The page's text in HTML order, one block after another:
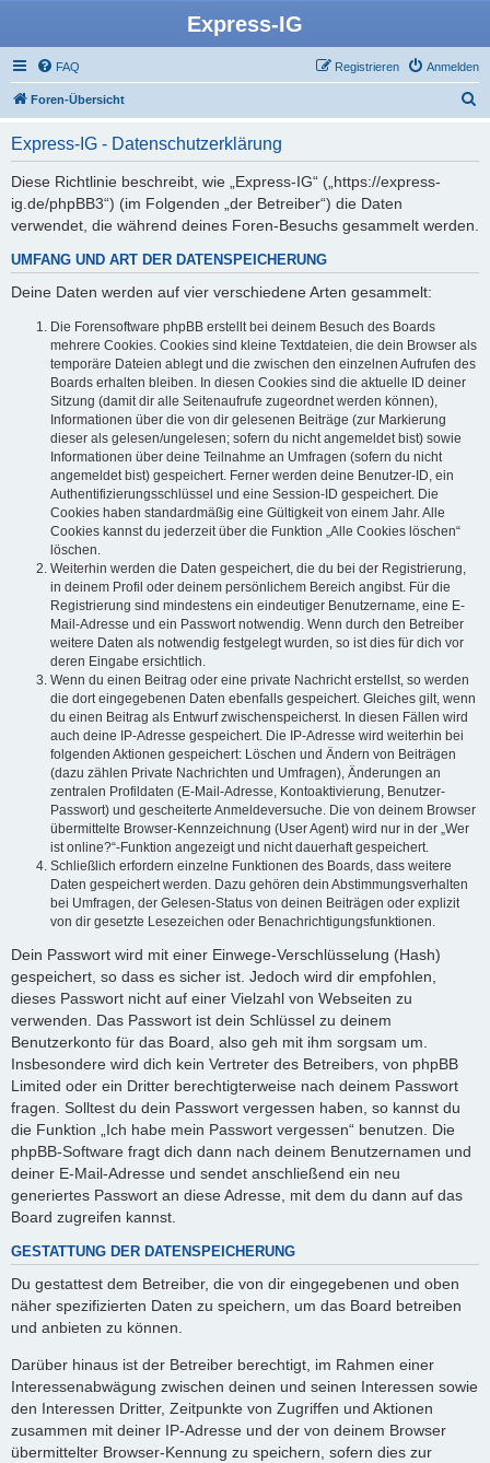
Express-IG
FAQ Anmelden
Registrieren
Foren-Übersicht
Express-IG - Datenschutzerklärung
Diese Richtlinie beschreibt, wie „Express-IG“ („https://express-
ig.de/phpBB3“) (im Folgenden „der Betreiber“) die Daten
verwendet, die während deines Foren-Besuchs gesammelt werden.
UMFANG UND ART DER DATENSPEICHERUNG
Deine Daten werden auf vier verschiedene Arten gesammelt:
Die Forensoftware phpBB erstellt bei deinem Besuch des Boards
mehrere Cookies. Cookies sind kleine Textdateien, die dein Browser als
temporäre Dateien ablegt und die zwischen den einzelnen Aufrufen des
Boards erhalten bleiben. In diesen Cookies sind die aktuelle ID deiner
Sitzung (damit dir alle Seitenaufrufe zugeordnet werden können),
Informationen über die von dir gelesenen Beiträge (zur Markierung
dieser als gelesen/ungelesen; sofern du nicht angemeldet bist) sowie
Informationen über deine Teilnahme an Umfragen (sofern du nicht
angemeldet bist) gespeichert. Ferner werden deine Benutzer-ID, ein
Authentifizierungsschlüssel und eine Session-ID gespeichert. Die
Cookies haben standardmäßig eine Gültigkeit von einem Jahr. Alle
Cookies kannst du jederzeit über die Funktion „Alle Cookies löschen“
löschen.
Weiterhin werden die Daten gespeichert, die du bei der Registrierung,
in deinem Profil oder deinem persönlichem Bereich angibst. Für die
Registrierung sind mindestens ein eindeutiger Benutzername, eine E-
Mail-Adresse und ein Passwort notwendig. Wenn durch den Betreiber
weitere Daten als notwendig festgelegt wurden, so ist dies für dich vor
deren Eingabe ersichtlich.
Wenn du einen Beitrag oder eine private Nachricht erstellst, so werden
die dort eingegebenen Daten ebenfalls gespeichert. Gleiches gilt, wenn
du einen Beitrag als Entwurf zwischenspeicherst. In diesen Fällen wird
auch deine IP-Adresse gespeichert. Die IP-Adresse wird weiterhin bei
folgenden Aktionen gespeichert: Löschen und Ändern von Beiträgen
(dazu zählen Private Nachrichten und Umfragen), Änderungen an
zentralen Profildaten (E-Mail-Adresse, Kontoaktivierung, Benutzer-
Passwort) und gescheiterte Anmeldeversuche. Die von deinem Browser
übermittelte Browser-Kennzeichnung (User Agent) wird nur in der „Wer
ist online?“-Funktion angezeigt und nicht dauerhaft gespeichert.
Schließlich erfordern einzelne Funktionen des Boards, dass weitere
Daten gespeichert werden. Dazu gehören dein Abstimmungsverhalten
bei Umfragen, der Gelesen-Status von deinen Beiträgen oder explizit
von dir gesetzte Lesezeichen oder Benachrichtigungsfunktionen.
Dein Passwort wird mit einer Einwege-Verschlüsselung (Hash)
gespeichert, so dass es sicher ist. Jedoch wird dir empfohlen,
dieses Passwort nicht auf einer Vielzahl von Webseiten zu
verwenden. Das Passwort ist dein Schlüssel zu deinem
Benutzerkonto für das Board, also geh mit ihm sorgsam um.
Insbesondere wird dich kein Vertreter des Betreibers, von phpBB
Limited oder ein Dritter berechtigterweise nach deinem Passwort
fragen. Solltest du dein Passwort vergessen haben, so kannst du
die Funktion „Ich habe mein Passwort vergessen“ benutzen. Die
phpBB-Software fragt dich dann nach deinem Benutzernamen und
deiner E-Mail-Adresse und sendet anschließend ein neu
generiertes Passwort an diese Adresse, mit dem du dann auf das
Board zugreifen kannst.
GESTATTUNG DER DATENSPEICHERUNG
Du gestattest dem Betreiber, die von dir eingegebenen und oben
näher spezifizierten Daten zu speichern, um das Board betreiben
und anbieten zu können.
Darüber hinaus ist der Betreiber berechtigt, im Rahmen einer
Interessenabwägung zwischen deinen und seinen Interessen sowie
den Interessen Dritter, Zeitpunkte von Zugriffen und Aktionen
zusammen mit deiner IP-Adresse und der von deinem Browser
übermittelter Browser-Kennung zu speichern, sofern dies zur